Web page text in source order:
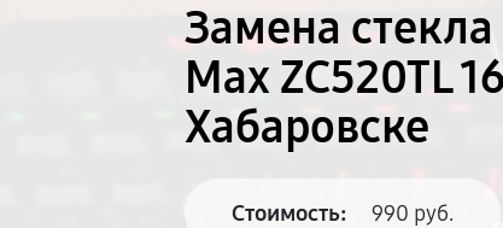
Замена стекла
Max ZC520TL
Хабаровске
Стоимость: 990 руб.